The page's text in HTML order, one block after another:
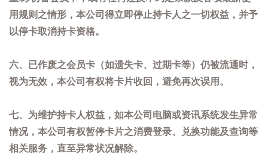
用规则之情形，本公司得立即停止持卡人之一切权益，并予
以停卡取消持卡资格。
六、已作废之会员卡（如遗失卡、过期卡等）仍被流通时，
视为无效，本公司有权将卡片收回，避免再次误用。
七、为维护持卡人权益，如本公司电脑或资讯系统发生异常
情况，本公司有权暂停卡片之消费登录、兑换功能及查询等
相关服务，直至异常状况解除。